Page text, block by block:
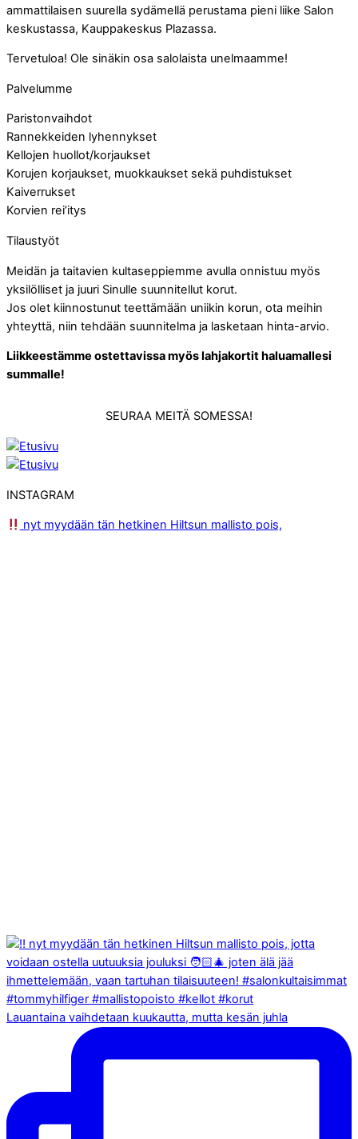
ammattilaisen suurella sydämellä perustama pieni liike Salon
keskustassa, Kauppakeskus Plazassa.
Tervetuloa! Ole sinäkin osa salolaista unelmaamme!
Palvelumme
Paristonvaihdot
Rannekkeiden lyhennykset
Kellojen huollot/korjaukset
Korujen korjaukset, muokkaukset sekä puhdistukset
Kaiverrukset
Korvien rei’itys
Tilaustyöt
Meidän ja taitavien kultaseppiemme avulla onnistuu myös
yksilölliset ja juuri Sinulle suunnitellut korut.
Jos olet kiinnostunut teettämään uniikin korun, ota meihin
yhteyttä, niin tehdään suunnitelma ja lasketaan hinta-arvio.
Liikkeestämme ostettavissa myös lahjakortit haluamallesi
summalle!
SEURAA MEITÄ SOMESSA!
INSTAGRAM
nyt myydään tän hetkinen Hiltsun mallisto pois,
Lauantaina vaihdetaan kuukautta, mutta kesän juhla